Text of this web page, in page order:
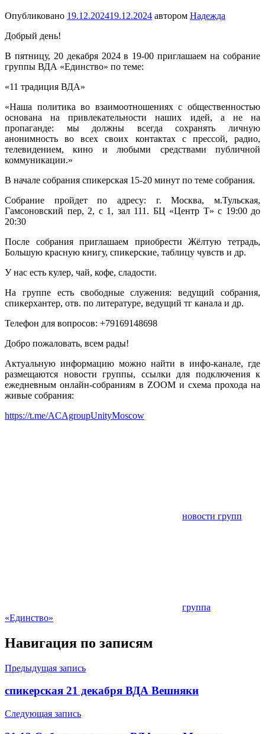
Опубликовано 19.12.202419.12.2024 автором Надежда
Добрый день!
В пятницу, 20 декабря 2024 в 19-00 приглашаем на собрание
группы ВДА «Единство» по теме:
«11 традиция ВДА»
«Наша политика во взаимоотношениях с общественностью
основана на привлекательности наших идей, а не на
пропаганде: мы должны всегда сохранять личную
анонимность во всех своих контактах с прессой, радио,
телевидением, кино и любыми средствами публичной
коммуникации.»
В начале собрания спикерская 15-20 минут по теме собрания.
Собрание пройдет по адресу: г. Москва, м.Тульская,
Гамсоновский пер, 2, с 1, зал 111. БЦ «Центр Т» с 19:00 до
20:30
После собрания приглашаем приобрести Жёлтую тетрадь,
Большую красную книгу, спикерские, таблицу чувств и др.
У нас есть кулер, чай, кофе, сладости.
На группе есть свободные служения: ведущий собрания,
спикерхантер, отв. по литературе, ведущий тг канала и др.
Телефон для вопросов: +79169148698
Добро пожаловать, всем рады!
Актуальную информацию можно найти в инфо-канале, где
размещаются новости группы, ссылки для подключения к
ежедневным онлайн-собраниям в ZOOM и схема прохода на
живые собрания:
https://t.me/ACAgroupUnityMoscow
новости групп
группа
«Единство»
Навигация по записям
Предыдущая запись
спикерская 21 декабря ВДА Вешняки
Следующая запись